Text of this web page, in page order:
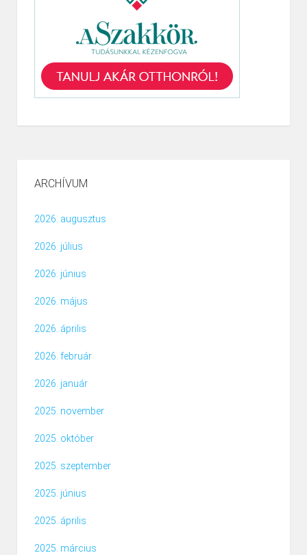
ARCHÍVUM
2026. augusztus
2026. július
2026. június
2026. május
2026. április
2026. február
2026. január
2025. november
2025. október
2025. szeptember
2025. június
2025. április
2025. március